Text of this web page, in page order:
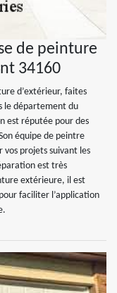
de peinture
34160
d’extérieur, faites
le département du
est réputée pour des
équipe de peintre
vos projets suivant les
est très
extérieure, il est
faciliter l’application